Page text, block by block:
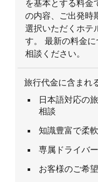
を基本とする料金
の内容、ご出発時
選択いただくホテ
す。 最新の料金
相談ください。
旅行代金に含まれ
日本語対応の
相談
知識豊富で柔
専属ドライバ
お客様のご希